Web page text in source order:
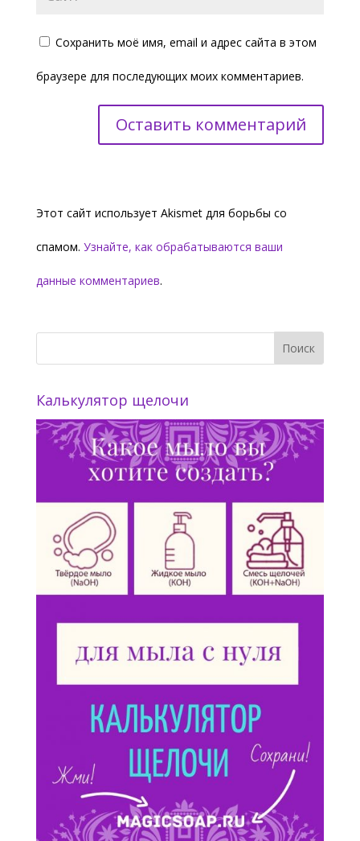
Сохранить моё имя, email и адрес сайта в этом
браузере для последующих моих комментариев.
Этот сайт использует Akismet для борьбы со
спамом. Узнайте, как обрабатываются ваши
данные комментариев.
Калькулятор щелочи